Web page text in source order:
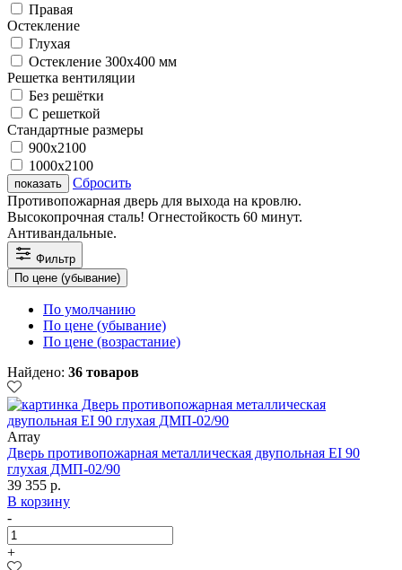
Правая
Остекление
Глухая
Остекление 300х400 мм
Решетка вентиляции
Без решётки
С решеткой
Стандартные размеры
900х2100
1000х2100
показать
Сбросить
Противопожарная дверь для выхода на кровлю.
Высокопрочная сталь! Огнестойкость 60 минут.
Антивандальные.
Фильтр
По цене (убывание)
По умолчанию
По цене (убывание)
По цене (возрастание)
Найдено: 36 товаров
Array
Дверь противопожарная металлическая двупольная EI 90
глухая ДМП-02/90
39 355 р.
В корзину
-
+